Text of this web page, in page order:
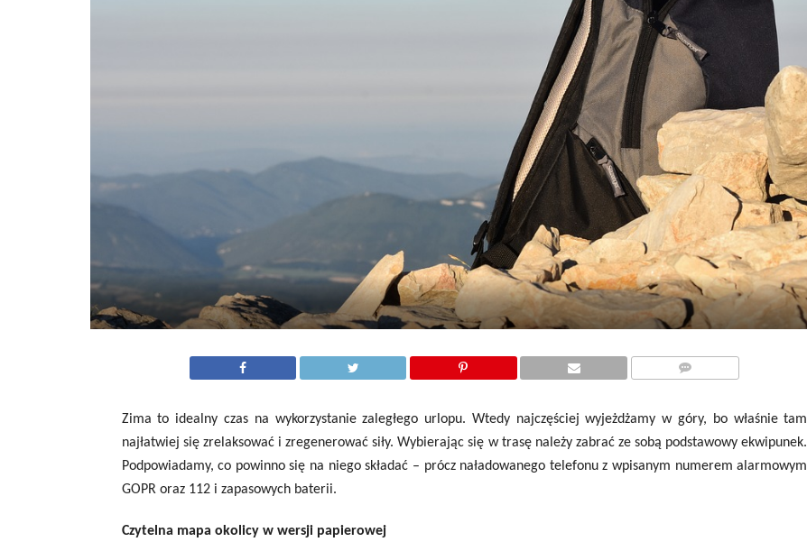
Zima to idealny czas na wykorzystanie zaległego urlopu. Wtedy najczęściej wyjeżdżamy w góry, bo właśnie tam
najłatwiej się zrelaksować i zregenerować siły. Wybierając się w trasę należy zabrać ze sobą podstawowy ekwipunek.
Podpowiadamy, co powinno się na niego składać – prócz naładowanego telefonu z wpisanym numerem alarmowym
GOPR oraz 112 i zapasowych baterii.
Czytelna mapa okolicy w wersji papierowej